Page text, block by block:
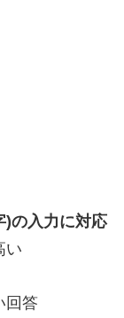
)の入力に対応
い
回答